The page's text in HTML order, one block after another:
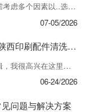
在选择陕西鱼池净化设备时，需考虑多个因素以..选购.适合的产品。首先要关注设备的性能特点，比如滤材材质、过滤效率、以及体积大小等。另外，注意审视设备的稳定性和耐用度，为长期使用提供保障。其次，需要考虑设备的安装和维护情况。选择易于安装和清洁的设备将节省时间和精力。此外，..选择具有良好售后服务的品牌，以便日后遇到问题时...
07-05/2026
..清洗保障生产顺利进行：陕西印刷配件清洗小贴士
大家好，作为企业网站内容编辑，我很高兴在这里和大家分享一些关于陕西印刷配件清洗的小贴士。清洗是保持印刷设备运行良好状态的重要步骤，有效的清洗可以保障生产的顺利进行。首先，选择适合的清洗剂非常关键。根据不同印刷配件的材质和污垢类型，选择对应的清洗剂能够事半功倍。..清洗剂温和无害，避免对印刷设备造成损害。其次，注意清洗的...
06-24/2026
问题与解决方案